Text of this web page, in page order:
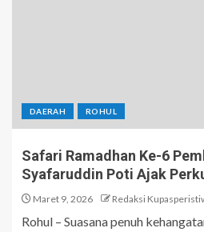
DAERAH ROHUL
Safari Ramadhan Ke-6
Syafaruddin Poti Ajak
Maret 9, 2026 Redaksi
Rohul – Suasana penuh